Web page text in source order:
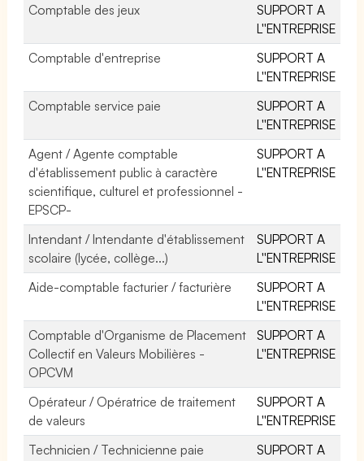
Comptable des jeux
SUPPORT A
L''ENTREPRISE
Comptable d'entreprise
SUPPORT A
L''ENTREPRISE
Comptable service paie
SUPPORT A
L''ENTREPRISE
Agent / Agente comptable
d'établissement public à caractère
scientifique, culturel et professionnel -
EPSCP-
SUPPORT A
L''ENTREPRISE
Intendant / Intendante d'établissement
scolaire (lycée, collège...)
SUPPORT A
L''ENTREPRISE
Aide-comptable facturier / facturière
SUPPORT A
L''ENTREPRISE
Comptable d'Organisme de Placement
Collectif en Valeurs Mobilières -
OPCVM
SUPPORT A
L''ENTREPRISE
Opérateur / Opératrice de traitement
de valeurs
SUPPORT A
L''ENTREPRISE
Technicien / Technicienne paie
SUPPORT A